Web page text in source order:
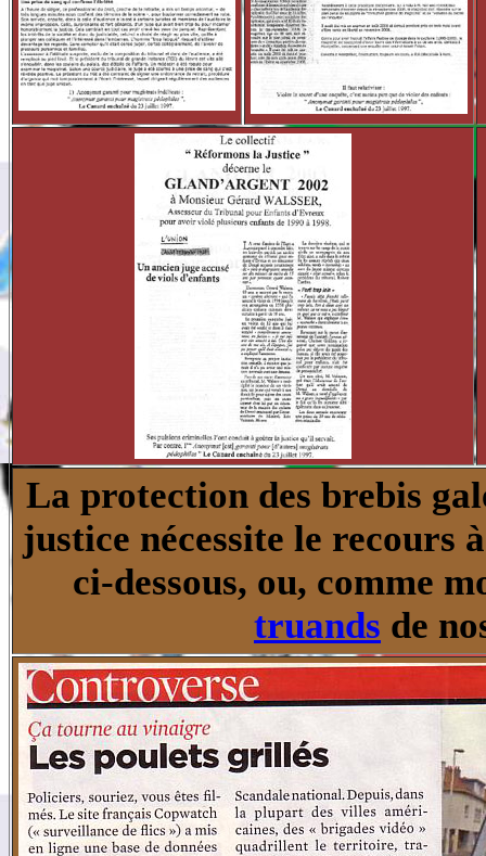
La protection des brebis
justice nécessite le recours
ci-dessous, ou, comme
truands de